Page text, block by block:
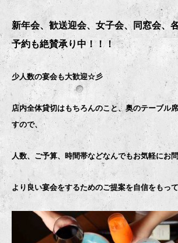
新年会、歓送迎会、女子会、同窓会、
予約も絶賛承り中！！！
少人数の宴会も大歓迎☆彡
店内全体貸切はもちろんのこと、奥のテーブル
すので、
人数、ご予算、時間帯などなんでもお気軽にお
より良い宴会をするためのご提案を自信をもっ